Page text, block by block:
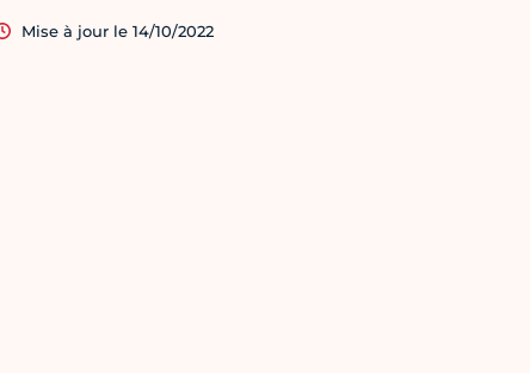
Mise à jour le 14/10/2022